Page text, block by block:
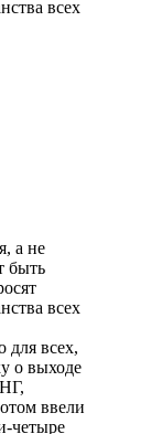
всех
а не
быть
всех
для всех,
о выходе
ввели
четыре